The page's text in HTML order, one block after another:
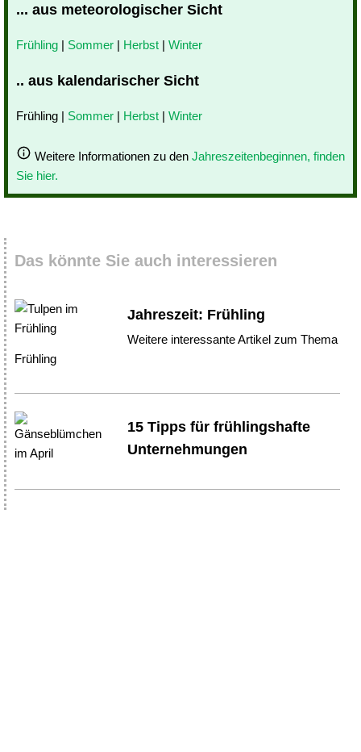
... aus meteorologischer Sicht
Frühling | Sommer | Herbst | Winter
.. aus kalendarischer Sicht
Frühling | Sommer | Herbst | Winter
Weitere Informationen zu den Jahreszeitenbeginnen, finden
Sie hier.
Das könnte Sie auch interessieren
Jahreszeit: Frühling
Weitere interessante Artikel zum Thema
Frühling
15 Tipps für frühlingshafte
Unternehmungen